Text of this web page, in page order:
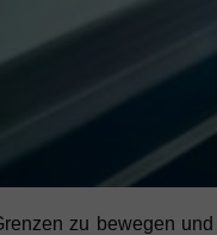
zu bewegen